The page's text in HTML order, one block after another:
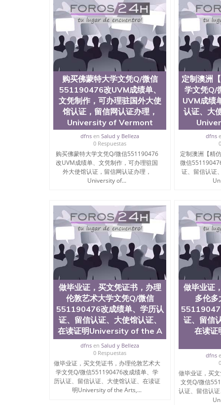
551190476 网上买文凭可靠吗QQ微信
理QQ微信551190476国外大学文凭真制作QQ微
学有毕业证QQ微信551190476办理国外毕业证
国外文凭要交定金吗QQ微信551190476办国外
551190476学士学位证书查询机构QQ微信
证QQ微信551190476海外文凭认证办理QQ微信
译为“圣荷西州立大学”）成立于1857年，简称
学之一。位于圣何塞市San Jose中心，占地
学，它以极高的就业率，全美名列前茅的毕业
《福克斯》杂志评选为全美50强公立综合性大
至今，这是一所在世界上享有学术地位、声誉
育质量的核心代表。其计算机系与会计系更是
其所处地域的世界硅谷中心得到工作机会。许
的实习机会。无论是加州大学系统(UC)，还是
大学中的地理位置。 圣何塞州立大学座落于硅
科技中心。约有学生三万人，超过134种学士
读。其有名的科系如计算机科学，电子工程学
评；而各种大学部和研究所的商学课程也吸引
程： 1、收集客户办理信息； 2、客户付定金下
发给客户确认； 5、电子图确认好转成品部做
查，存档。 2、留学回国人员证明（使馆认证
存档可查，终身受用。 四、办理流程农业科学
院、教育学院、工程学院、健康与人类发展学
等。学校的教育学院排名在全美前十名，工学
本科、硕士及博士学位。学校的专业课程包括
理、文学、音乐、生物学、统计学、美术、电
生物工程、建筑设计、工商管理、材料科学、
科学、心理学、戏剧、市场营销、机械工程、
提供相关材料，确定客户办理信息，给出操作
账号，付定金； 4、预约递交时间，公司人员
书留服直接邮寄给客户 6、客户确认收到结果
材料，尺寸大小，防伪结构（包括：水印，阴影
字图案浮雕，激光镭射，紫外荧光，温感，复
体的认可，同时和海外学校留学中介， 同时能
格证，学生卡，结业证，录取通知书，在读证
历文凭的样版，尺寸大小，纸张材质，防伪技
我们的优势： 我们在保证合理定价的同时，坚
么是高性价比。 咨询顾问：Sam q/微信
取通知书，雅思，留学回国证明.
公司专业制作、办理、仿制、成绩单文凭、改
文凭、假文凭假毕业证假学历书制作、假制作
购买佛蒙特大学文凭Q/微信
551190476改UVM成绩单、
文凭制作，可办理驻国外大使
馆认证，留信网认证办理，
University of Vermont
dfns enSalud y Belleza
0 Respuestas
购买佛蒙特大学文凭Q/微信551190476
改UVM成绩单、文凭制作，可办理驻国
外大使馆认证，留信网认证办理，
University of...
定制澳洲
学文凭Q/
UVM成绩
认证、大
dfns
定制澳洲【精
微信
证、留信认证
做毕业证，买文凭证书，办理
伦敦艺术大学文凭Q/微信
551190476改成绩单、学历认
证、留信认证、大使馆认证、
在读证明University of the A
dfns enSalud y Belleza
0 Respuestas
做毕业证，买文凭证书，办理伦敦艺术大
学文凭Q/微信551190476改成绩单、学
历认证、留信认证、大使馆认证、在读证
明University of the Arts,...
做毕业证
多伦
证、留信
在读
dfns
做毕业证，买
文凭Q/微信
认证、留信认